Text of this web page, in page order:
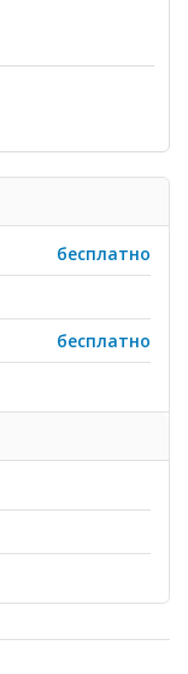
бесплатно
бесплатно